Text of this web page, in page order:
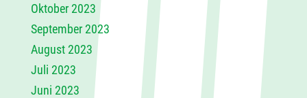
Oktober 2023
September 2023
August 2023
Juli 2023
Juni 2023